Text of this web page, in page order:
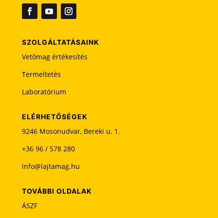
t
e
e
n
e
l
h
g
n
SZOLGÁLTATÁSAINK
Vetőmag értékesítés
Termeltetés
Laboratórium
ELÉRHETŐSÉGEK
9246 Mosonudvar, Bereki u. 1.
+36 96 / 578 280
info@lajtamag.hu
TOVÁBBI OLDALAK
ÁSZF